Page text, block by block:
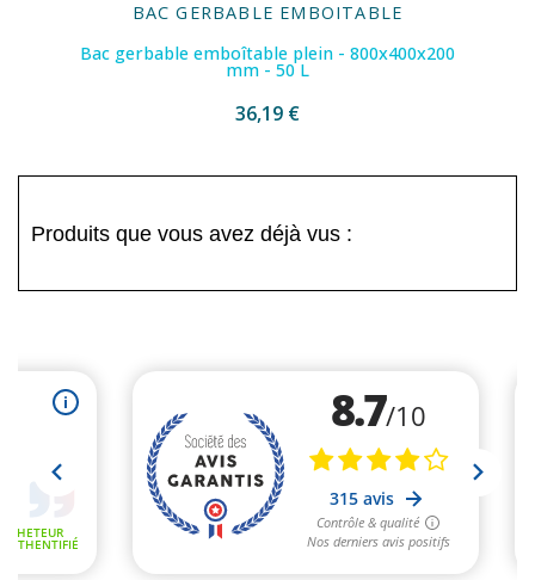
BAC GERBABLE EMBOITABLE
Bac gerbable emboîtable plein - 800x400x200
mm - 50 L
36,19 €
Produits que vous avez déjà vus :